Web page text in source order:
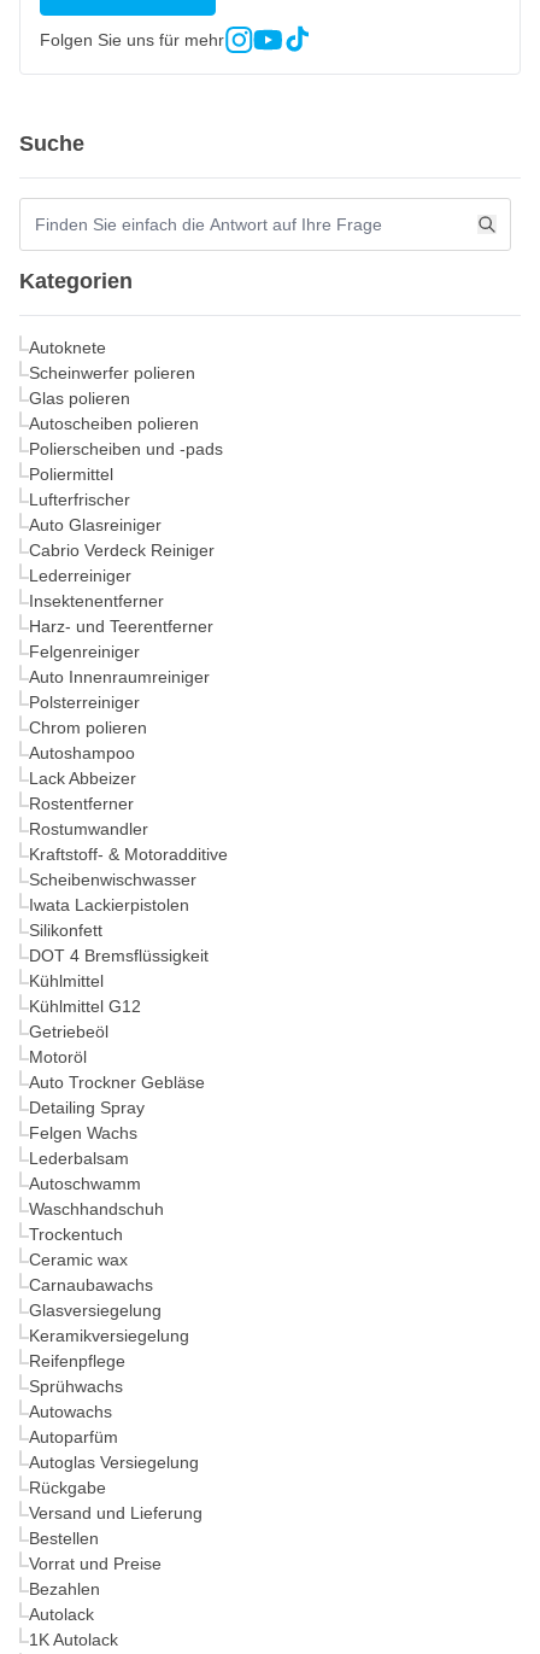
Folgen Sie uns für mehr
Suche
Kategorien
Autoknete
Scheinwerfer polieren
Glas polieren
Autoscheiben polieren
Polierscheiben und -pads
Poliermittel
Lufterfrischer
Auto Glasreiniger
Cabrio Verdeck Reiniger
Lederreiniger
Insektenentferner
Harz- und Teerentferner
Felgenreiniger
Auto Innenraumreiniger
Polsterreiniger
Chrom polieren
Autoshampoo
Lack Abbeizer
Rostentferner
Rostumwandler
Kraftstoff- & Motoradditive
Scheibenwischwasser
Iwata Lackierpistolen
Silikonfett
DOT 4 Bremsflüssigkeit
Kühlmittel
Kühlmittel G12
Getriebeöl
Motoröl
Auto Trockner Gebläse
Detailing Spray
Felgen Wachs
Lederbalsam
Autoschwamm
Waschhandschuh
Trockentuch
Ceramic wax
Carnaubawachs
Glasversiegelung
Keramikversiegelung
Reifenpflege
Sprühwachs
Autowachs
Autoparfüm
Autoglas Versiegelung
Rückgabe
Versand und Lieferung
Bestellen
Vorrat und Preise
Bezahlen
Autolack
1K Autolack